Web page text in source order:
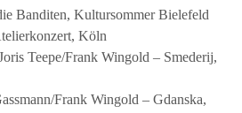
Banditen, Kultursommer Bielefeld
Köln
Teepe/Frank Wingold – Smederij,
Frank Wingold – Gdanska,